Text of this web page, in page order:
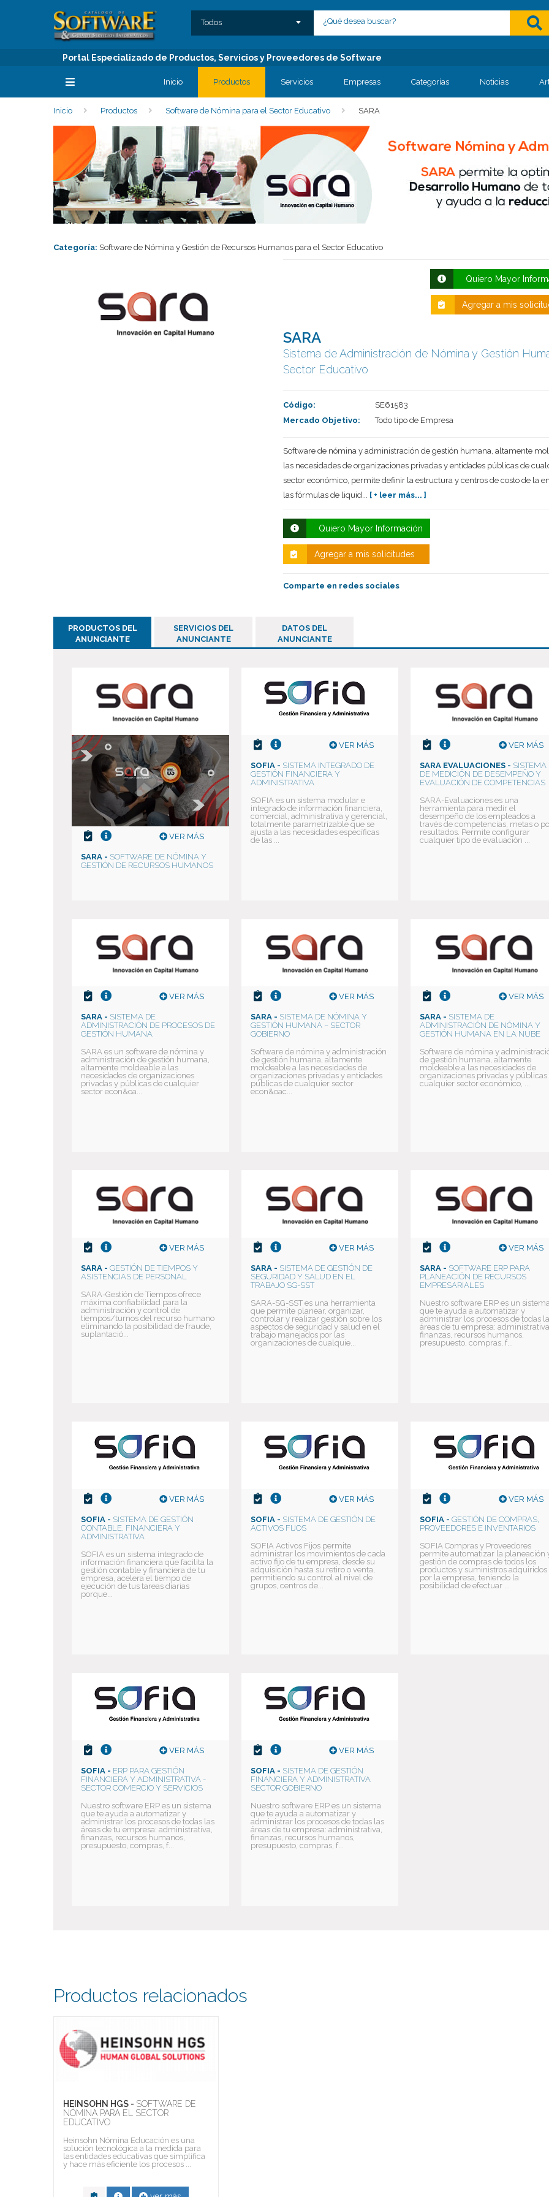
SECCIONES Close menu
Todos
Portal Especializado de Productos, Servicios y Proveedores de Software
SECCIONES
Inicio Productos Servicios Empresas Categorías Noticias
Inicio Productos Software de Nómina para el Sector Educativo SARA
Categoría: Software de Nómina y Gestión de Recursos Humanos para el Sector Educativo
Quiero Mayor
Agregar a mis
SARA
Sistema de Administración de Nómina y Gestión
Sector Educativo
Código:
SE61583
Mercado Objetivo:
Todo tipo de Empresa
Software de nómina y administración de gestión humana, altamente
las necesidades de organizaciones privadas y entidades públicas de
sector económico, permite definir la estructura y centros de costo de la
las fórmulas de liquid... [ + leer más... ]
Quiero Mayor Información
Agregar a mis solicitudes
Comparte en redes sociales
PRODUCTOS DEL
ANUNCIANTE
SERVICIOS DEL
ANUNCIANTE
DATOS DEL
ANUNCIANTE
VER MÁS
SARA - SOFTWARE DE NÓMINA Y
GESTIÓN DE RECURSOS HUMANOS
VER MÁS
SOFIA - SISTEMA INTEGRADO DE
GESTIÓN FINANCIERA Y
ADMINISTRATIVA
SOFIA es un sistema modular e
integrado de información financiera,
comercial, administrativa y gerencial,
totalmente parametrizable que se
ajusta a las necesidades específicas
de las ...
VER MÁS
SARA EVALUACIONES - SISTEMA
DE MEDICIÓN DE DESEMPEÑO Y
EVALUACIÓN DE COMPETENCIAS
SARA-Evaluaciones es una
herramienta para medir el
desempeño de los empleados a
través de competencias, metas o
resultados. Permite configurar
cualquier tipo de evaluación ...
VER MÁS
SARA - SISTEMA DE
ADMINISTRACIÓN DE PROCESOS DE
GESTIÓN HUMANA
SARA es un software de nómina y
administración de gestión humana,
altamente moldeable a las
necesidades de organizaciones
privadas y públicas de cualquier
sector econ&oa...
VER MÁS
SARA - SISTEMA DE NÓMINA Y
GESTIÓN HUMANA – SECTOR
GOBIERNO
Software de nómina y administración
de gestión humana, altamente
moldeable a las necesidades de
organizaciones privadas y entidades
públicas de cualquier sector
econ&oac...
VER MÁS
SARA - SISTEMA DE
ADMINISTRACIÓN DE NÓMINA Y
GESTIÓN HUMANA EN LA NUBE
Software de nómina y
de gestión humana, altamente
moldeable a las necesidades de
organizaciones privadas y públicas
cualquier sector económico, ...
VER MÁS
SARA - GESTIÓN DE TIEMPOS Y
ASISTENCIAS DE PERSONAL
SARA-Gestión de Tiempos ofrece
máxima confiabilidad para la
administración y control de
tiempos/turnos del recurso humano
eliminando la posibilidad de fraude,
suplantació...
VER MÁS
SARA - SISTEMA DE GESTIÓN DE
SEGURIDAD Y SALUD EN EL
TRABAJO SG-SST
SARA-SG-SST es una herramienta
que permite planear, organizar,
controlar y realizar gestión sobre los
aspectos de seguridad y salud en el
trabajo manejados por las
organizaciones de cualquie...
VER MÁS
SARA - SOFTWARE ERP PARA
PLANEACIÓN DE RECURSOS
EMPRESARIALES
Nuestro software ERP es un sistema
que te ayuda a automatizar y
administrar los procesos de todas
áreas de tu empresa:
finanzas, recursos humanos,
presupuesto, compras, f...
VER MÁS
SOFIA - SISTEMA DE GESTIÓN
CONTABLE, FINANCIERA Y
ADMINISTRATIVA
SOFIA es un sistema integrado de
información financiera que facilita la
gestión contable y financiera de tu
empresa, acelera el tiempo de
ejecución de tus tareas diarias
porque...
VER MÁS
SOFIA - SISTEMA DE GESTIÓN DE
ACTIVOS FIJOS
SOFIA Activos Fijos permite
administrar los movimientos de cada
activo fijo de tu empresa, desde su
adquisición hasta su retiro o venta,
permitiendo su control al nivel de
grupos, centros de...
VER MÁS
SOFIA -GESTIÓN DE COMPRAS,
PROVEEDORES E INVENTARIOS
SOFIA Compras y Proveedores
permite automatizar la planeación
gestión de compras de todos los
productos y suministros adquiridos
por la empresa, teniendo la
posibilidad de efectuar ...
VER MÁS
SOFIA - ERP PARA GESTIÓN
FINANCIERA Y ADMINISTRATIVA -
SECTOR COMERCIO Y SERVICIOS
Nuestro software ERP es un sistema
que te ayuda a automatizar y
administrar los procesos de todas las
áreas de tu empresa: administrativa,
finanzas, recursos humanos,
presupuesto, compras, f...
VER MÁS
SOFIA - SISTEMA DE GESTIÓN
FINANCIERA Y ADMINISTRATIVA
SECTOR GOBIERNO
Nuestro software ERP es un sistema
que te ayuda a automatizar y
administrar los procesos de todas las
áreas de tu empresa: administrativa,
finanzas, recursos humanos,
presupuesto, compras, f...
Productos relacionados
HEINSOHN HGS - SOFTWARE DE
NÓMINA PARA EL SECTOR
EDUCATIVO
Heinsohn Nómina Educación es una
solución tecnológica a la medida para
las entidades educativas que simplifica
y hace más eficiente los procesos ...